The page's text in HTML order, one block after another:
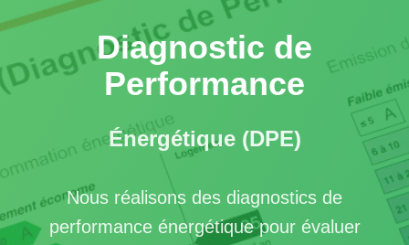
Équipe
Contact
Demander
devis
Diagnostic de
Performance
Énergétique (DPE)
Nous réalisons des diagnostics de
performance énergétique pour évaluer